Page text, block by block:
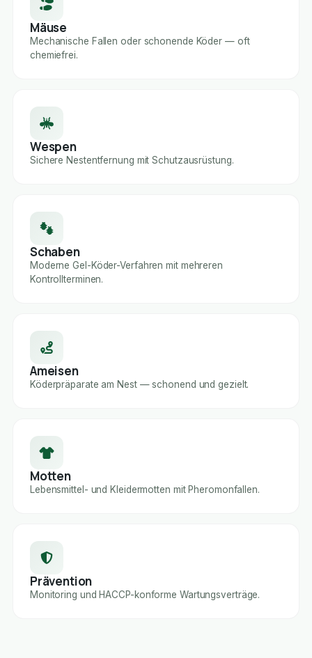
Mäuse
Mechanische Fallen oder schonende Köder — oft
chemiefrei.
Wespen
Sichere Nestentfernung mit Schutzausrüstung.
Schaben
Moderne Gel-Köder-Verfahren mit mehreren
Kontrollterminen.
Ameisen
Köderpräparate am Nest — schonend und gezielt.
Motten
Lebensmittel- und Kleidermotten mit Pheromonfallen.
Prävention
Monitoring und HACCP-konforme Wartungsverträge.